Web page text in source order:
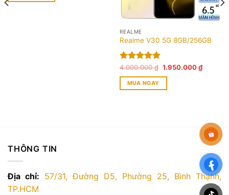
1.500.000 ₫.
REALME
Realme V30 5G 8GB/256GB
Được xếp
hạng5.00
5 sao
4.000.000₫ Giá
là:
1.950.000₫Giá
hiện
MUA NGAY
THÔNG TIN
Địa chỉ: 57/31, Đường D5, Phường 25, Bình Thạnh,
TP.HCM